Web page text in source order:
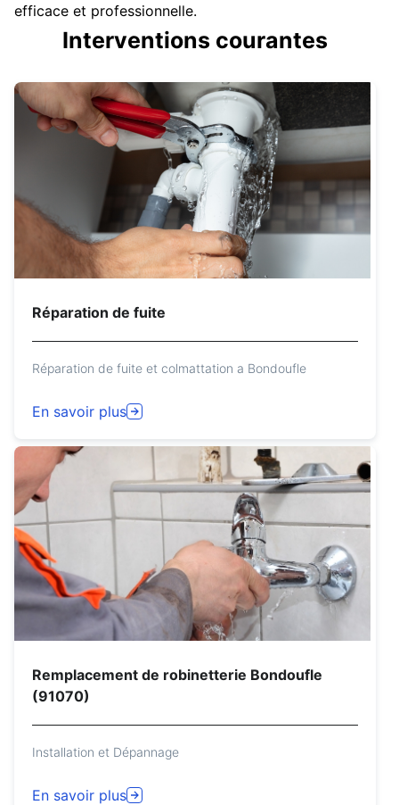
efficace et professionnelle.
Interventions courantes
Réparation de fuite
Réparation de fuite et colmattation a Bondoufle
En savoir plus
Remplacement de robinetterie Bondoufle
(91070)
Installation et Dépannage
En savoir plus